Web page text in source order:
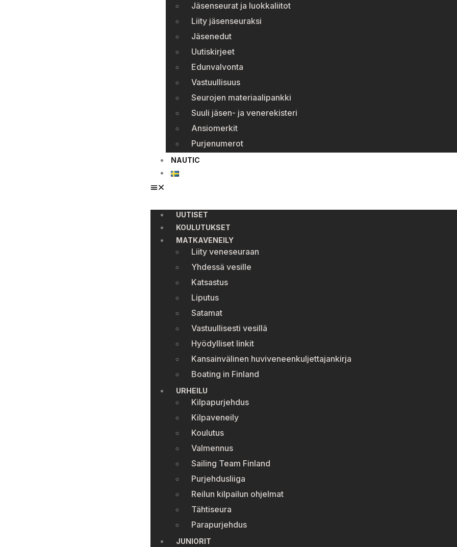
Jäsenseurat ja luokkaliitot
Liity jäsenseuraksi
Jäsenedut
Uutiskirjeet
Edunvalvonta
Vastuullisuus
Seurojen materiaalipankki
Suuli jäsen- ja venerekisteri
Ansiomerkit
Purjenumerot
NAUTIC
UUTISET
KOULUTUKSET
MATKAVENEILY
Liity veneseuraan
Yhdessä vesille
Katsastus
Liputus
Satamat
Vastuullisesti vesillä
Hyödylliset linkit
Kansainvälinen huviveneenkuljettajankirja
Boating in Finland
URHEILU
Kilpapurjehdus
Kilpaveneily
Koulutus
Valmennus
Sailing Team Finland
Purjehdusliiga
Reilun kilpailun ohjelmat
Tähtiseura
Parapurjehdus
JUNIORIT